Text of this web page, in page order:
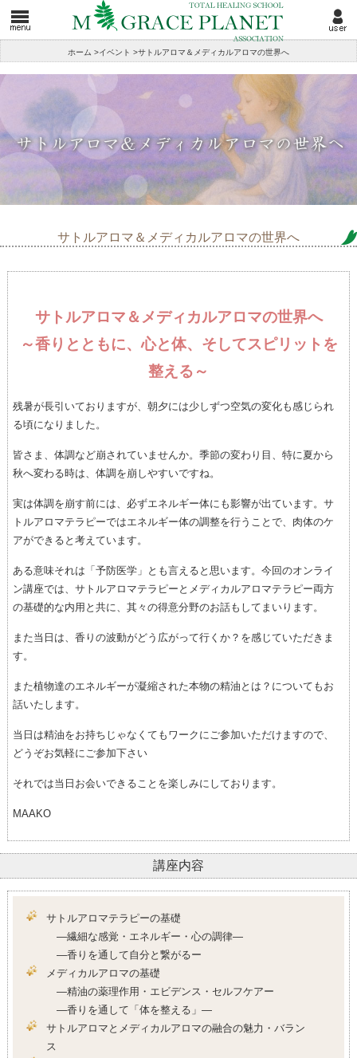
ホーム >イベント >サトルアロマ＆メディカルアロマの世界へ
サトルアロマ＆メディカルアロマの世界へ
サトルアロマ＆メディカルアロマの世界へ
～香りとともに、心と体、そしてスピリットを
整える～
残暑が長引いておりますが、朝夕には少しずつ空気の変化も感じられ
る頃になりました。
皆さま、体調など崩されていませんか。季節の変わり目、特に夏から
秋へ変わる時は、体調を崩しやすいですね。
実は体調を崩す前には、必ずエネルギー体にも影響が出ています。サ
トルアロマテラピーではエネルギー体の調整を行うことで、肉体のケ
アができると考えています。
ある意味それは「予防医学」とも言えると思います。今回のオンライ
ン講座では、サトルアロマテラピーとメディカルアロマテラピー両方
の基礎的な内用と共に、其々の得意分野のお話もしてまいります。
また当日は、香りの波動がどう広がって行くか？を感じていただきま
す。
また植物達のエネルギーが凝縮された本物の精油とは？についてもお
話いたします。
当日は精油をお持ちじゃなくてもワークにご参加いただけますので、
どうぞお気軽にご参加下さい
それでは当日お会いできることを楽しみにしております。
MAAKO
講座内容
サトルアロマテラピーの基礎
―繊細な感覚・エネルギー・心の調律―
―香りを通して自分と繋がるー
メディカルアロマの基礎
―精油の薬理作用・エビデンス・セルフケアー
―香りを通して「体を整える」―
サトルアロマとメディカルアロマの融合の魅力・バラン
ス